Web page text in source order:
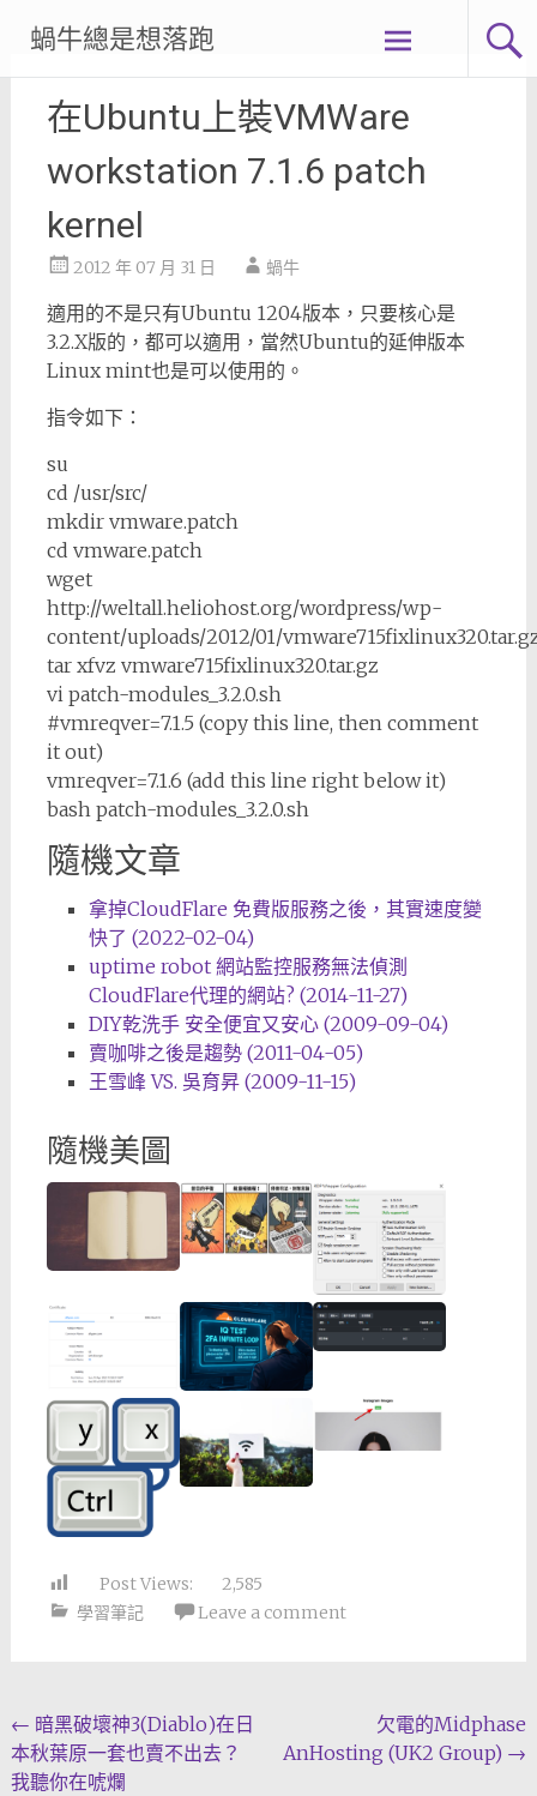
content
蝸牛總是想落跑
在Ubuntu上裝VMWare
workstation 7.1.6 patch
kernel
2012 年 07 月 31 日 蝸牛
適用的不是只有Ubuntu 1204版本，只要核心是
3.2.X版的，都可以適用，當然Ubuntu的延伸版本
Linux mint也是可以使用的。
指令如下：
su
cd /usr/src/
mkdir vmware.patch
cd vmware.patch
wget
http://weltall.heliohost.org/wordpress/wp-
content/uploads/2012/01/
tar xfvz vmware715fixlinux320.tar.gz
vi patch-modules_3.2.0.sh
#vmreqver=7.1.5 (copy this line, then comment
it out)
vmreqver=7.1.6 (add this line right below it)
bash patch-modules_3.2.0.sh
隨機文章
拿掉CloudFlare 免費版服務之後，其實速度變
快了 (2022-02-04)
uptime robot 網站監控服務無法偵測
CloudFlare代理的網站? (2014-11-27)
DIY乾洗手 安全便宜又安心 (2009-09-04)
賣咖啡之後是趨勢 (2011-04-05)
王雪峰 VS. 吳育昇 (2009-11-15)
隨機美圖
Post Views:
2,585
學習筆記
Leave a comment
Post
navigation
← 暗黑破壞神3(Diablo)在日
本秋葉原一套也賣不出去？
我聽你在唬爛
欠電的Midphase
AnHosting (UK2 Group) →